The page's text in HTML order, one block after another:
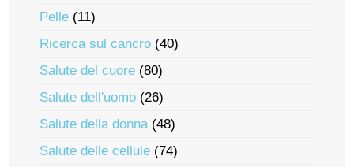
Pelle (11)
Ricerca sul cancro (40)
Salute del cuore (80)
Salute dell'uomo (26)
Salute della donna(48)
Salute delle cellule (74)